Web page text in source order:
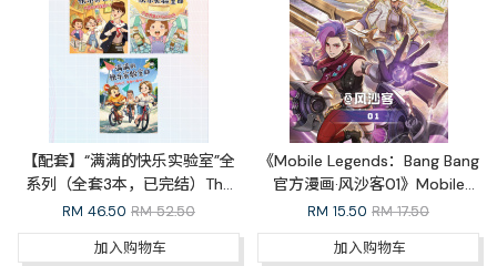
【配套】“满满的快乐实验室”全
系列（全套3本，已完结）The
Happiness Lab Whole Series
RM 46.50 RM 52.50
加入购物车
《Mobile Legends：Bang Bang
官方漫画·风沙客01》Mobile
Legends: Bang Bang Official
Comic Outlaw 01
RM 15.50 RM 17.50
加入购物车